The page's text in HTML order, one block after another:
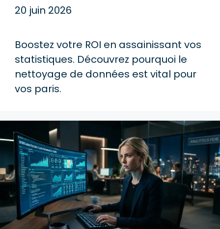
20 juin 2026
Boostez votre ROI en assainissant vos
statistiques. Découvrez pourquoi le
nettoyage de données est vital pour
vos paris.